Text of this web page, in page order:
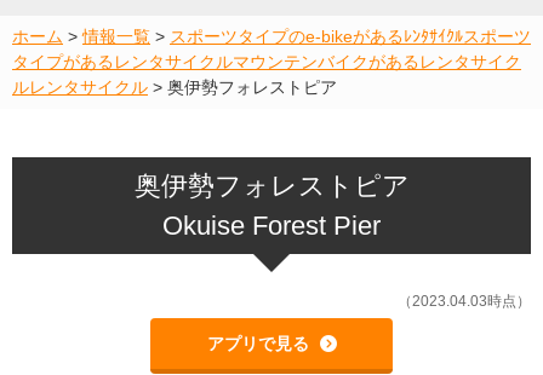
ホーム >情報一覧 > スポーツタイプのe-bikeがあるﾚﾝﾀｻｲｸﾙスポーツ
タイプがあるレンタサイクルマウンテンバイクがあるレンタサイク
ルレンタサイクル > 奥伊勢フォレストピア
奥伊勢フォレストピア
Okuise Forest Pier
（2023.04.03時点）
アプリで見る